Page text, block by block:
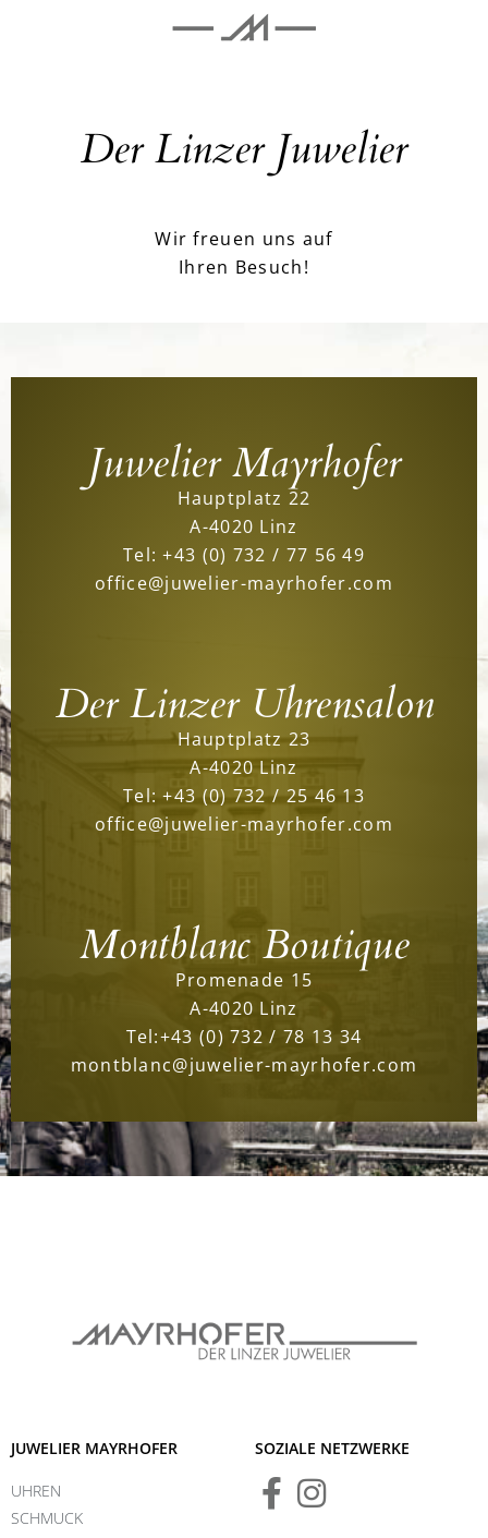
Der Linzer Juwelier
Wir freuen uns auf
Ihren Besuch!
Juwelier Mayrhofer
Hauptplatz 22
A-4020 Linz
Tel:+43 (0) 732 / 77 56 49
office@juwelier-mayrhofer.com
Der Linzer Uhrensalon
Hauptplatz 23
A-4020 Linz
Tel:+43 (0) 732 / 25 46 13
office@juwelier-mayrhofer.com
Montblanc Boutique
Promenade 15
A-4020 Linz
Tel:+43 (0) 732 / 78 13 34
montblanc@juwelier-mayrhofer.com
JUWELIER MAYRHOFER
UHREN
SCHMUCK
SOZIALE NETZWERKE